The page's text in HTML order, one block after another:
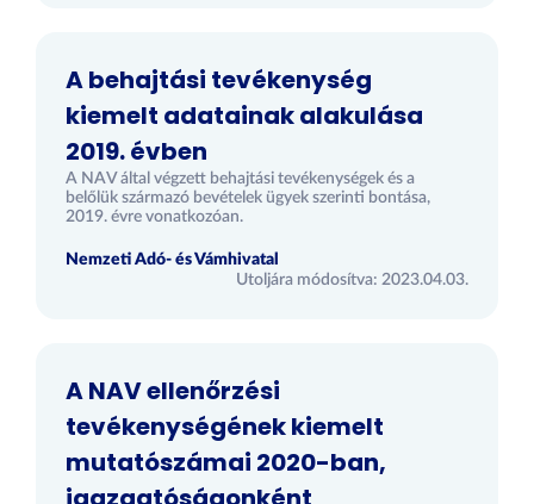
A behajtási tevékenység
kiemelt adatainak alakulása
2019. évben
A NAV által végzett behajtási tevékenységek és a
belőlük származó bevételek ügyek szerinti bontása,
2019. évre vonatkozóan.
Nemzeti Adó- és Vámhivatal
Utoljára módosítva: 2023.04.03.
A NAV ellenőrzési
tevékenységének kiemelt
mutatószámai 2020-ban,